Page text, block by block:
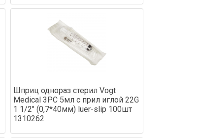
Шприц однораз стерил Vogt
Medical 3PC 5мл с прил иглой 22G
1 1/2" (0,7*40мм) luer-slip 100шт
1310262